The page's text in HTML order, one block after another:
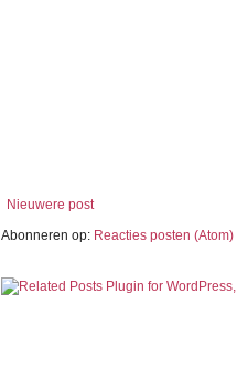
Nieuwere post
Abonneren op: Reacties posten (Atom)